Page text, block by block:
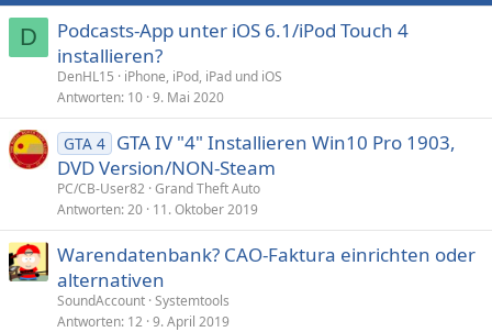
D
Podcasts-App unter iOS 6.1/iPod Touch 4
installieren?
DenHL15
iPhone, iPod, iPad und iOS
Antworten 10 9. Mai 2020
GTA 4 GTA IV "4" Installieren Win10 Pro 1903,
DVD Version/NON-Steam
PC/CB-User82 Grand Theft Auto
Antworten 20 11. Oktober 2019
Warendatenbank? CAO-Faktura einrichten oder
alternativen
SoundAccount Systemtools
Antworten 12 9. April 2019